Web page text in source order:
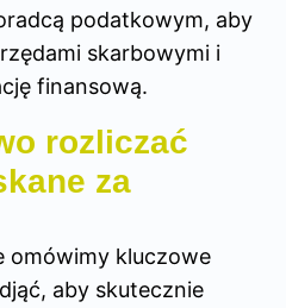
podatkowym, aby
skarbowymi i
finansową.
rozliczać
za
omówimy kluczowe
aby skutecznie